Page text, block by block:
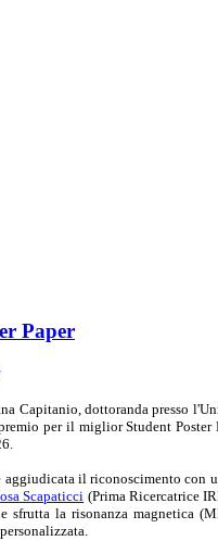
Paper
Capitanio, dottoranda presso
per il miglior Student Poster
aggiudicata il riconoscimento con
Scapaticci (Prima Ricercatrice
sfrutta la risonanza magnetica